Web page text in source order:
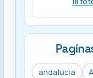
andalucia